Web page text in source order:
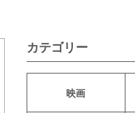
カテゴリー
映画